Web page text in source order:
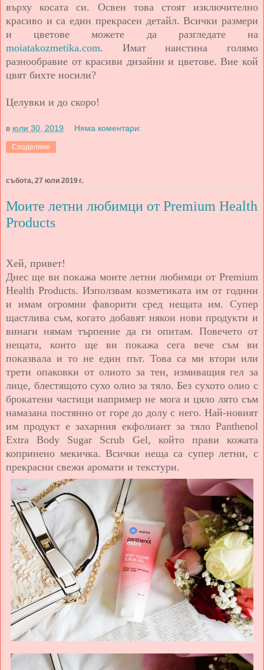
върху косата си. Освен това стоят изключително
красиво и са един прекрасен детайл. Всички размери
и цветове можете да разгледате на
moiatakozmetika.com. Имат наистина голямо
разнообравие от красиви дизайни и цветове. Вие кой
цвят бихте носили?
Целувки и до скоро!
в юли 30, 2019 Няма коментари:
Споделяне
събота, 27 юли 2019 г.
Моите летни любимци от Premium Health
Products
Хей, привет!
Днес ще ви покажа моите летни любимци от Premium
Health Products. Използвам козметиката им от години
и имам огромни фаворити сред нещата им. Супер
щастлива съм, когато добавят някои нови продукти и
винаги нямам търпение да ги опитам. Повечето от
нещата, които ще ви покажа сега вече съм ви
показвала и то не един път. Това са ми втори или
трети опаковки от олиото за тен, измиващия гел за
лице, блестящото сухо олио за тяло.Без сухото олио с
брокатени частици например не мога и цяло лято съм
намазана постянно от горе до долу с него. Най-новият
им продукт е захарния екфолиант за тяло Panthenol
Extra Body Sugar Scrub Gel, който прави кожата
копринено мекичка. Всички неща са супер летни, с
прекрасни свежи аромати и текстури.